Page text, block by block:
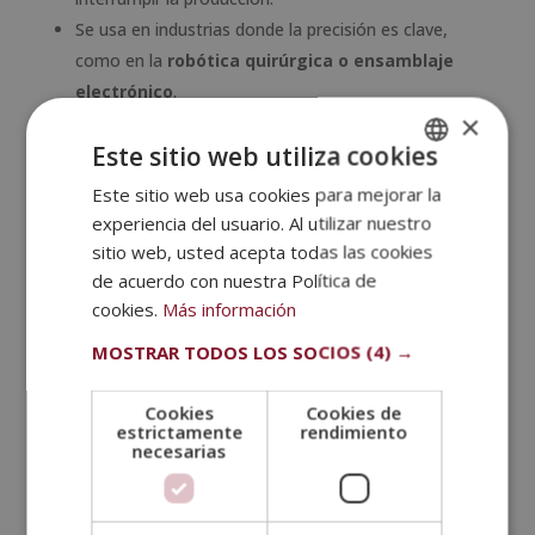
Se usa en industrias donde la precisión es clave,
como en la robótica quirúrgica o ensamblaje
electrónico.
4. Programación Basada en
Código
Se usan lenguajes específicos como:
KRL (KUKA Robot Language) para robots KUKA
RAPID para ABB
VAL3 para Stäubli
PalletPRO/PalletTool para Fanuc
máxima flexibilidad y control, pero
requiere experiencia en programación.
5. Programar robos de forma
SPANISH
PORTUGUESE
×
Este sitio web utiliza cookies
Este sitio web usa cookies para mejorar la
experiencia del usuario. Al utilizar nuestro
sitio web, usted acepta todas las cookies
de acuerdo con nuestra Política de
cookies. Más información
MOSTRAR TODOS LOS SOCIOS (4) →
Cookies
estrictamente
necesarias
Cookies de
rendimiento